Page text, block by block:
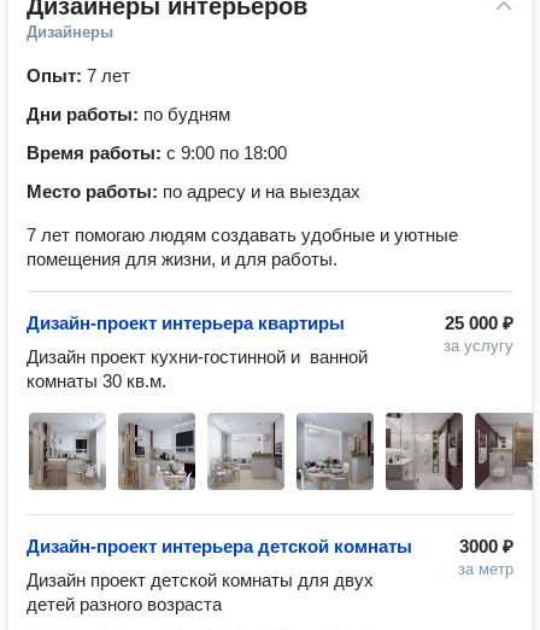
Дизайнеры интерьеров
Дизайнеры
Опыт: 7 лет
Дни работы: по будням
Время работы: с 9:00 по 18:00
Место работы: по адресу и на выездах
7 лет помогаю людям создавать удобные и уютные
помещения для жизни, и для работы.
25 000 ₽
за услугу
Дизайн-проект интерьера квартиры
Дизайн проект кухни-гостинной и  ванной
3000 ₽
за метр
Дизайн-проект интерьера детской комнаты
Дизайн проект детской комнаты для двух
детей разного возраста